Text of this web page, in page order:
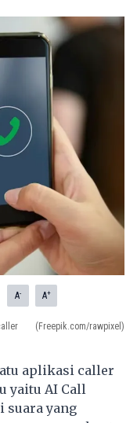
A- A+
(Freepik.com/rawpixel)
aplikasi caller
yaitu AI Call
suara yang